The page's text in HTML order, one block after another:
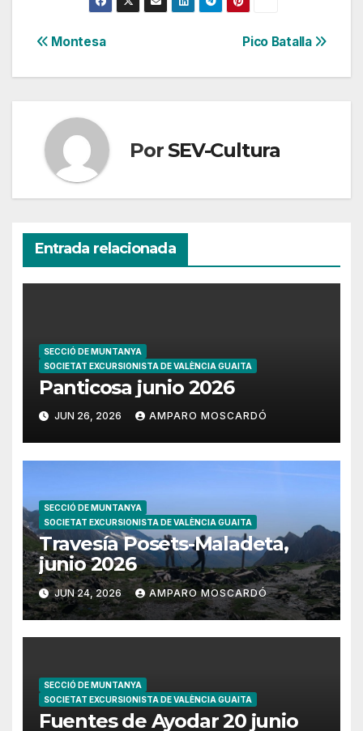
Navegación
de
entradas
Pico Batalla
Montesa
Por SEV-Cultura
Entrada relacionada
SECCIÓ DE MUNTANYA
SOCIETAT EXCURSIONISTA DE VALÈNCIA GUAITA
Panticosa junio 2026
JUN 26, 2026 AMPARO MOSCARDÓ
SECCIÓ DE MUNTANYA
SOCIETAT EXCURSIONISTA DE VALÈNCIA GUAITA
Travesía Posets-Maladeta,
junio 2026
JUN 24, 2026 AMPARO MOSCARDÓ
SECCIÓ DE MUNTANYA
SOCIETAT EXCURSIONISTA DE VALÈNCIA GUAITA
Fuentes de Ayodar 20 junio